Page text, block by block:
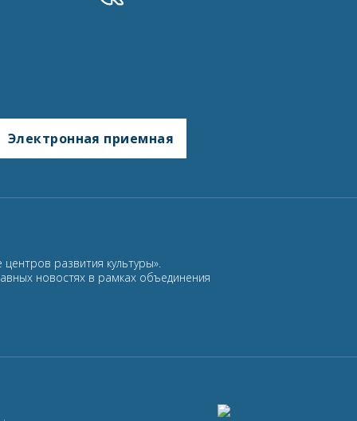
Электронная приемная
развития культуры».
новостях в рамках объединения